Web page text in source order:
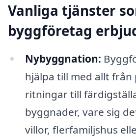
Vanliga tjänster
byggföretag
Nybyggnation:
hjälpa till med allt från
ritningar till
byggnader, vare sig
villor, flerfamiljshus